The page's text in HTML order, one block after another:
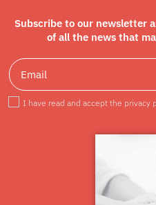
Subscribe to our newsletter
of all the news that
I have read and accept the privacy